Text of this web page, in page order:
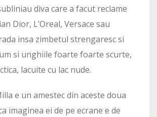
diva care a facut reclame
Dior, L’Oreal, Versace sau
insa zimbetul strengaresc si
si unghiile foarte foarte scurte,
lacuite cu lac nude.
e un amestec din aceste doua
imaginea ei de pe ecrane e de